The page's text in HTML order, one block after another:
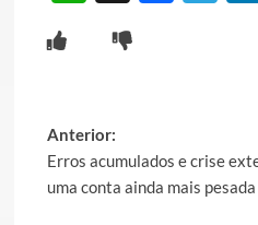
Post
navigation
Anterior:
Erros acumulados e crise
uma conta ainda mais pesada